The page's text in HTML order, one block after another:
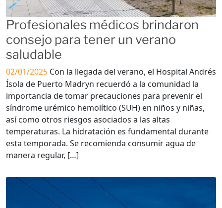
Profesionales médicos brindaron
consejo para tener un verano
saludable
02/01/2025 Con la llegada del verano, el Hospital Andrés
Ísola de Puerto Madryn recuerdó a la comunidad la
importancia de tomar precauciones para prevenir el
síndrome urémico hemolítico (SUH) en niños y niñas,
así como otros riesgos asociados a las altas
temperaturas. La hidratación es fundamental durante
esta temporada. Se recomienda consumir agua de
manera regular, […]